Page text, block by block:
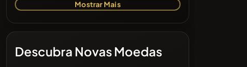
Mostrar Mais
Descubra Novas Moedas